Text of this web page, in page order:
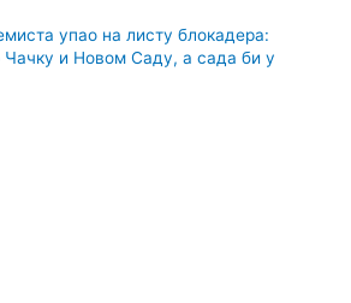
упао на листу блокадера:
и Новом Саду, а сада би у